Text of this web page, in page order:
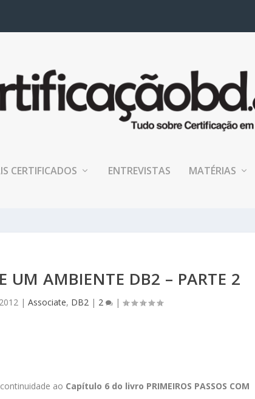
CERTIFICADOS ENTREVISTAS MATÉRIAS
UM AMBIENTE DB2 – PARTE 2
|Associate, DB2 | 2 |
ao Capítulo 6 do livro PRIMEIROS PASSOS COM